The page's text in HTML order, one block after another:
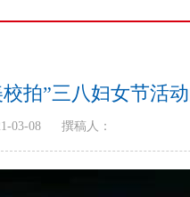
拍”三八妇女节活
03-08 撰稿人：